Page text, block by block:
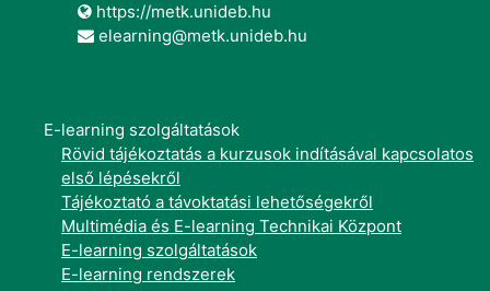
https://metk.unideb.hu
elearning@metk.unideb.hu
E-learning szolgáltatások
Rövid tájékoztatás a kurzusok indításával kapcsolatos
első lépésekről
Tájékoztató a távoktatási lehetőségekről
Multimédia és E-learning Technikai Központ
E-learning szolgáltatások
E-learning rendszerek